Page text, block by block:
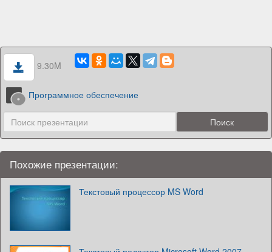
9.30M
Программное обеспечение
Похожие презентации:
Текстовый процессор MS Word